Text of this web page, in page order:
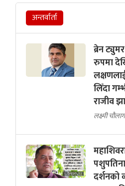
अन्तर्वार्ता
ब्रेन
रुपमा
लिँदा
राजीव
लक्ष्मी
दर्शनको